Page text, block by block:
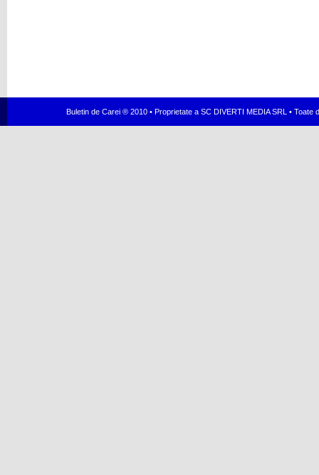
Buletin de Carei ® 2010 • Proprietate a SC DIVERTI MEDIA SRL •